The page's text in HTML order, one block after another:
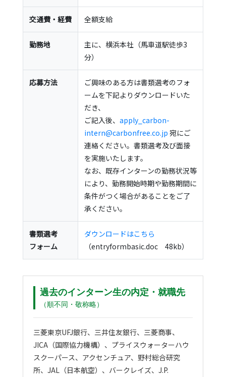
交通費・経費 全額支給
勤務地
主に、横浜本社（馬車道駅徒歩3
分）
応募方法
ご興味のある方は書類選考のフォ
ームを下記よりダウンロードいた
だき、
ご記入後、 apply_carbon-
intern@carbonfree.co.jp 宛にご
連絡ください。書類選考及び面接
を実施いたします。
なお、既存インターンの勤務状況等
により、勤務開始時期や勤務期間に
条件がつく場合があることをご了
承ください。
書類選考
フォーム
ダウンロードはこちら
（entryformbasic.doc 48kb）
過去のインターン生の内定・就職先
（順不同・敬称略）
三菱東京UFJ銀行、三井住友銀行、三菱商事、
JICA（国際協力機構）、プライスウォーターハウ
スクーパース、アクセンチュア、野村総合研究
所、JAL（日本航空）、バークレイズ、J.P.